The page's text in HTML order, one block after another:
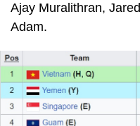
Ajay Muralithran,
Adam.